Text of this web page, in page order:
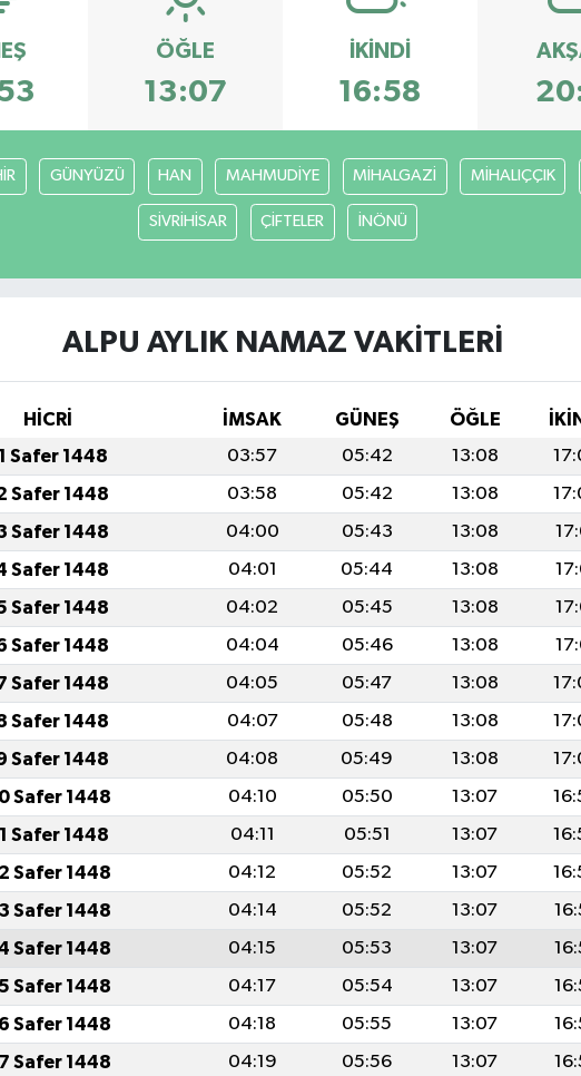
ÖĞLE
13:07
İKINDI
16:58
GÜNYÜZÜ HAN MAHMUDİYE MİHALGAZİ MİHALIÇÇIK
SİVRİHİSAR ÇİFTELER İNÖNÜ
ALPU AYLIK NAMAZ VAKITLERI
HİCRİ İMSAK GÜNEŞ ÖĞLE
Safer 1448 03:57 05:42 13:08
Safer 1448 03:58 05:42 13:08
Safer 1448 04:00 05:43 13:08
Safer 1448 04:01 05:44 13:08
Safer 1448 04:02 05:45 13:08
Safer 1448 04:04 05:46 13:08
Safer 1448 04:05 05:47 13:08
Safer 1448 04:07 05:48 13:08
Safer 1448 04:08 05:49 13:08
Safer 1448 04:10 05:50 13:07
Safer 1448 04:11 05:51 13:07
Safer 1448 04:12 05:52 13:07
Safer 1448 04:14 05:52 13:07
Safer 1448 04:15 05:53 13:07
Safer 1448 04:17 05:54 13:07
Safer 1448 04:18 05:55 13:07
Safer 1448 04:19 05:56 13:07